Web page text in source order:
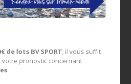
de lots BV SPORT, il vous suffit
pronostic concernant
.